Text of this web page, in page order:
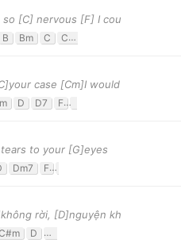
[C] nervous [F] I cou
B Bm C C#m
case [Cm]I would
D D7 F
to your [G]eyes
Dm7 F
rời, [D]nguyện kh
D D#m